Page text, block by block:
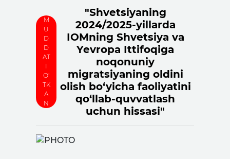
M
U
D
D
AT
I
O'
TK
A
N
"Shvetsiyaning
2024/2025-yillarda
IOMning Shvetsiya va
Yevropa Ittifoqiga
noqonuniy
migratsiyaning oldini
olish bo‘yicha faoliyatini
qo‘llab-quvvatlash
uchun hissasi"